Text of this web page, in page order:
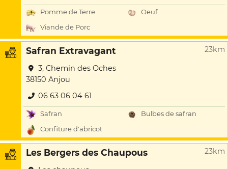
Pomme de Terre
Oeuf
Viande de Porc
Safran Extravagant 23km
3, Chemin des Oches
38150 Anjou
06 63 06 04 61
Safran
Bulbes de safran
Confiture d'abricot
Les Bergers des Chaupous 23km